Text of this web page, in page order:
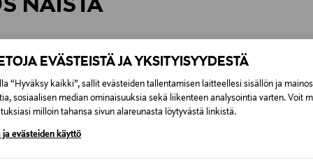
EVÄSTEISTÄ JA YKSITYISYYDESTÄ
“Hyväksy kaikki”, sallit evästeiden tallentamisen laitteellesi sisällön ja
sosiaalisen median ominaisuuksia sekä liikenteen analysointia varten. Voit
milloin tahansa sivun alareunasta löytyvästä linkistä.
ja evästeiden käyttö
Alk. 6,90 €, kun toimitus on
NÄISTÄ